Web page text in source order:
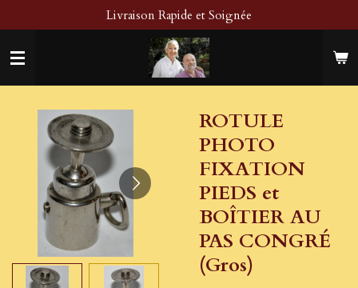
au
contenu
principal
Livraison Rapide et Soignée
ROTULE
PHOTO
FIXATION
PIEDS et
BOÎTIER AU
PAS CONGRÉ
(Gros)